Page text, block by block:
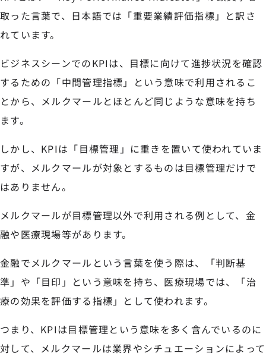
取った言葉で、日本語では「重要業績評価指標」と訳さ
れています。
ビジネスシーンでのKPIは、目標に向けて進捗状況を確認
するための「中間管理指標」という意味で利用されるこ
とから、メルクマールとほとんど同じような意味を持ち
ます。
しかし、KPIは「目標管理」に重きを置いて使われていま
すが、メルクマールが対象とするものは目標管理だけで
はありません。
メルクマールが目標管理以外で利用される例として、金
融や医療現場等があります。
金融でメルクマールという言葉を使う際は、「判断基
準」や「目印」という意味を持ち、医療現場では、「治
療の効果を評価する指標」として使われます。
つまり、KPIは目標管理という意味を多く含んでいるのに
対して、メルクマールは業界やシチュエーションによって